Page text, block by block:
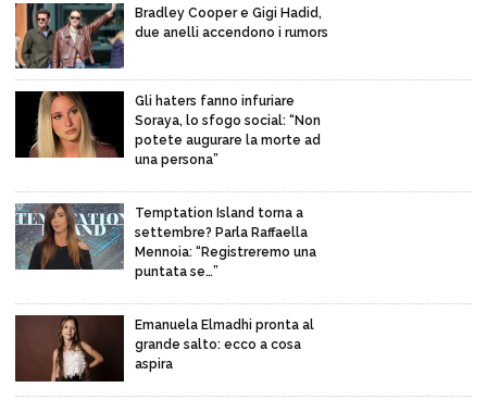
Bradley Cooper e Gigi Hadid,
due anelli accendono i rumors
Gli haters fanno infuriare
Soraya, lo sfogo social: “Non
potete augurare la morte ad
una persona”
Temptation Island torna a
settembre? Parla Raffaella
Mennoia: “Registreremo una
puntata se…”
Emanuela Elmadhi pronta al
grande salto: ecco a cosa
aspira